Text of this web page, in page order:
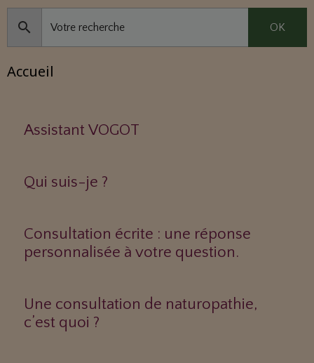
OK
Accueil
Assistant VOGOT
Qui suis-je ?
Consultation écrite : une réponse
personnalisée à votre question.
Une consultation de naturopathie,
c’est quoi ?